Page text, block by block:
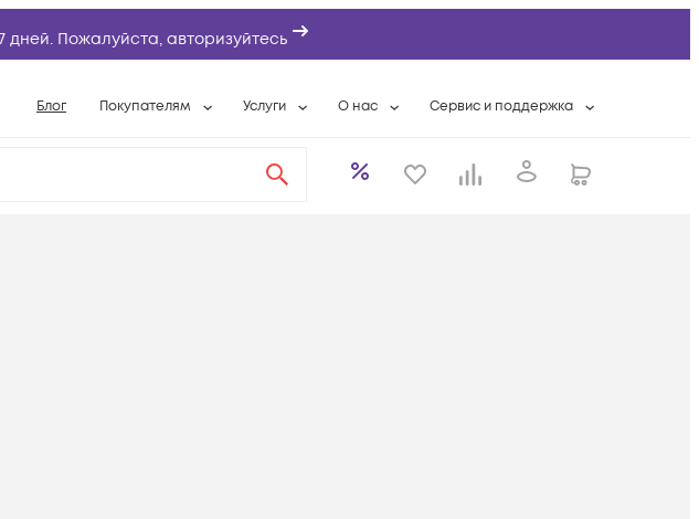
дней. Пожалуйста, авторизуйтесь
Блог Покупателям Услуги
Системная интеграция
О нас
Контактная информация
Сервис и поддержка
Контакты сервисных центров